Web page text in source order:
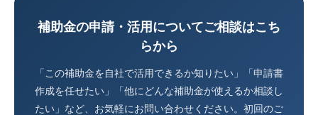
補助金の申請・活用についてご相談はこち
らから
「この補助金を自社で活用できるか知りたい」「申請書
作成を任せたい」「他にどんな補助金が使えるか相談し
たい」など、お気軽にお問い合わせください。初回のご